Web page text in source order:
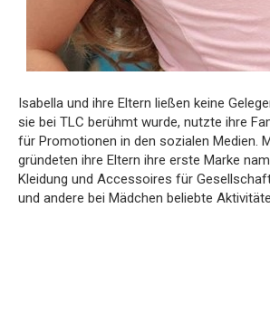
Isabella und ihre Eltern ließen keine
sie bei TLC berühmt wurde, nutzte ihre
für Promotionen in den sozialen Medien.
gründeten ihre Eltern ihre erste Marke
Kleidung und Accessoires für
und andere bei Mädchen beliebte